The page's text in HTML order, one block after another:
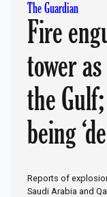
The Guardian
Fire
tower
the
being
Reports of
Saudi Arabia and